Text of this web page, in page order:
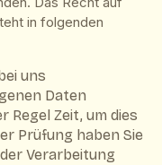
in folgenden
uns
Daten
Regel Zeit, um dies
Prüfung haben Sie
Verarbeitung